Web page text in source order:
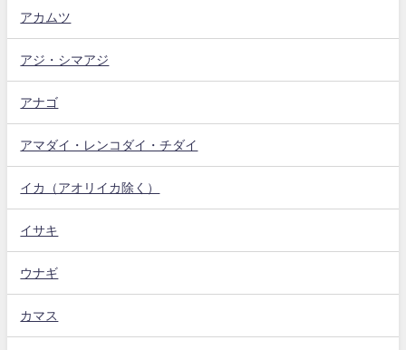
アカムツ
アジ・シマアジ
アナゴ
アマダイ・レンコダイ・チダイ
イカ（アオリイカ除く）
イサキ
ウナギ
カマス